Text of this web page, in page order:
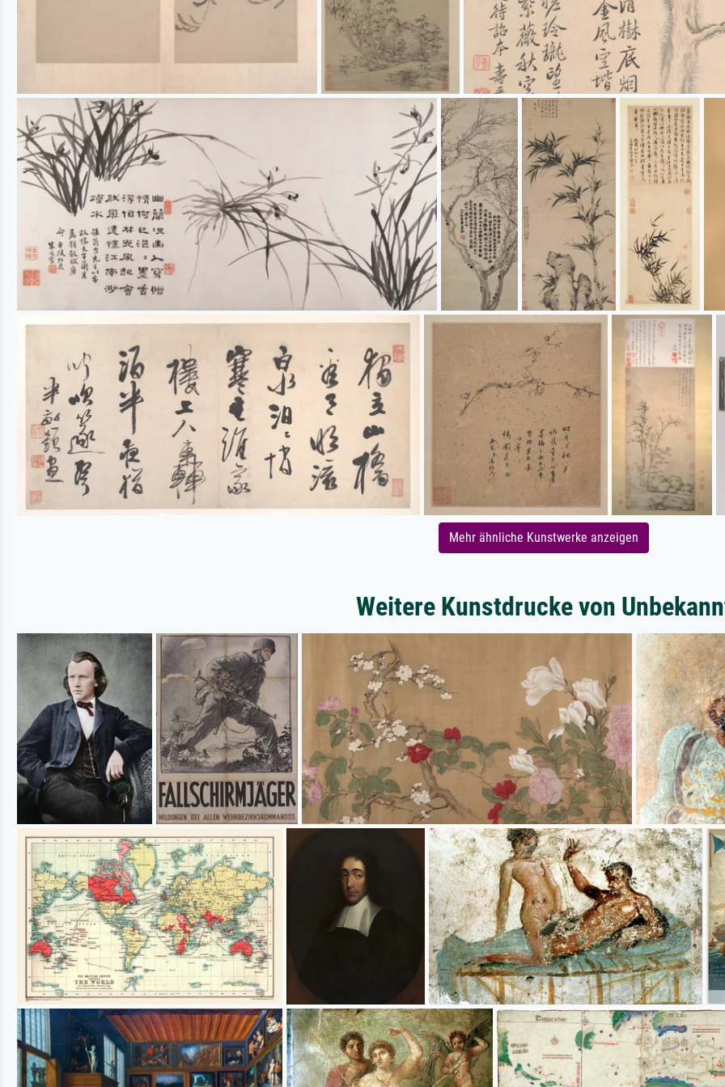
Mehr ähnliche Kunstwerke anzeigen
Weitere Kunstdrucke von